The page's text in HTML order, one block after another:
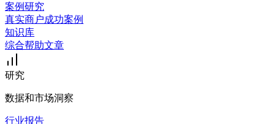
案例研究
真实商户成功案例
知识库
综合帮助文章
研究
数据和市场洞察
行业报告